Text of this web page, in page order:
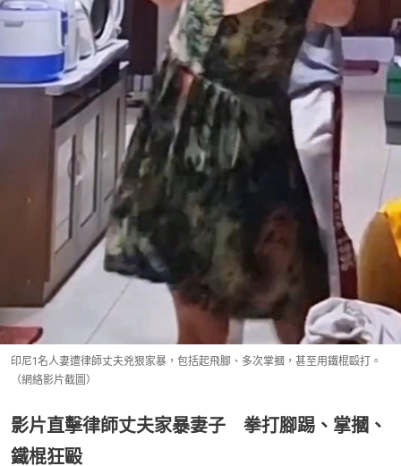
印尼1名人妻遭律師丈夫兇狠家暴，包括起飛腳、多次掌摑，甚至用鐵棍毆打。
（網絡影片截圖）
影片直擊律師丈夫家暴妻子 拳打腳踢、掌摑、
鐵棍狂毆